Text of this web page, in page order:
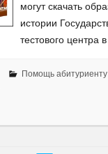
могут скачать
истории
тестового центра
Помощь абитуриенту